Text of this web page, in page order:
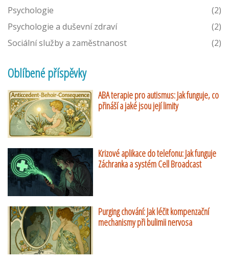
Psychologie
(2)
Psychologie a duševní zdraví
(2)
Sociální služby a zaměstnanost
(2)
Oblíbené příspěvky
ABA terapie pro autismus: Jak funguje, co
přináší a jaké jsou její limity
Krizové aplikace do telefonu: Jak funguje
Záchranka a systém Cell Broadcast
Purging chování: Jak léčit kompenzační
mechanismy při bulimii nervosa